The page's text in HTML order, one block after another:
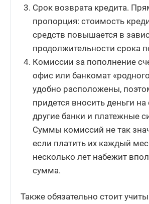
Срок возврата кредита.
пропорция: стоимость
средств повышается в
продолжительности срока
Комиссии за пополнение
офис или банкомат
удобно расположены,
придется вносить деньги на
другие банки и платежные
Суммы комиссий не так
если платить их каждый
несколько лет набежит
сумма.
Также обязательно стоит